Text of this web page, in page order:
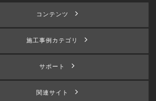
コンテンツ
施工事例カテゴリ
サポート
関連サイト